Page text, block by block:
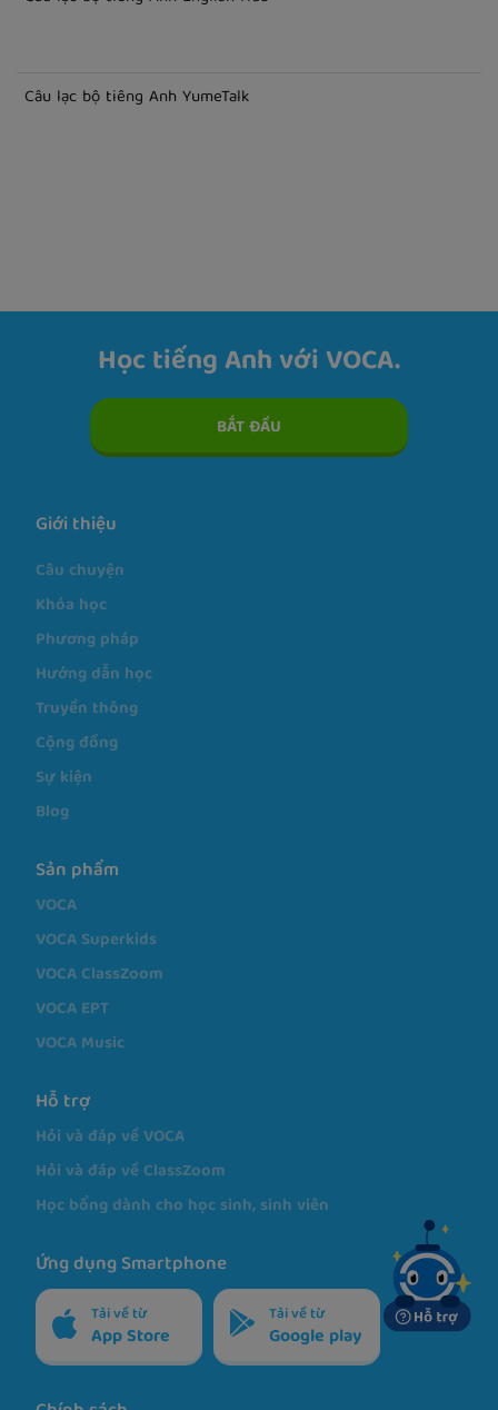
Câu lạc bộ tiếng Anh YumeTalk
Học tiếng Anh với VOCA.
BẮT ĐẦU
Giới thiệu
Câu chuyện
Khóa học
Phương pháp
Hướng dẫn học
Truyền thông
Cộng đồng
Sự kiện
Blog
Sản phẩm
VOCA
VOCA Superkids
VOCA ClassZoom
VOCA EPT
VOCA Music
Hỗ trợ
Hỏi và đáp về VOCA
Hỏi và đáp về ClassZoom
Học bổng dành cho học sinh, sinh viên
Ứng dụng Smartphone
Tải về từ
App Store
Tải về từ
Google play